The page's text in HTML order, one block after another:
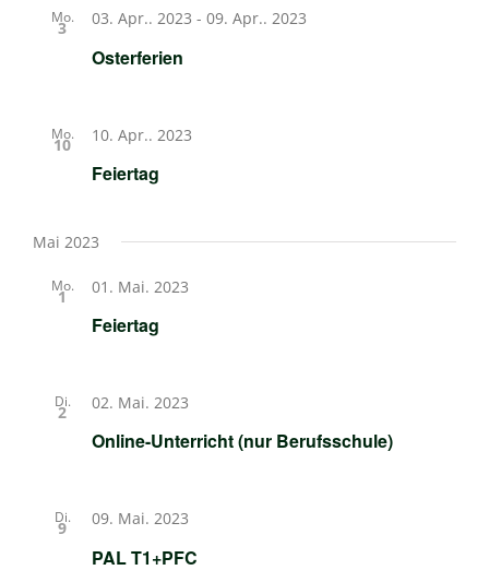
Mo.
3
Osterferien
03. Apr.. 2023 - 09. Apr.. 2023
Mo.
10
Feiertag
10. Apr.. 2023
Mai 2023
Mo.
1
Feiertag
01. Mai. 2023
Di.
2
Online-Unterricht (nur Berufsschule)
02. Mai. 2023
Di.
9
PAL T1+PFC
09. Mai. 2023